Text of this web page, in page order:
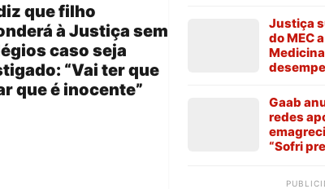
que filho
à Justiça sem
caso seja
“Vai ter que
que é inocente”
Justiça
do MEC
Gaab
redes
“Sofri